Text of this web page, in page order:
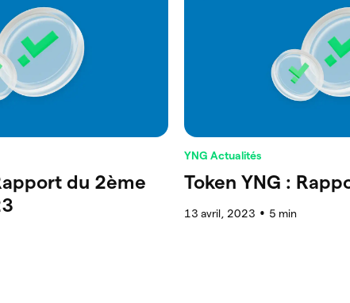
du 2ème
YNG Actualités
Token YNG :
13 avril, 2023 ● 5 min